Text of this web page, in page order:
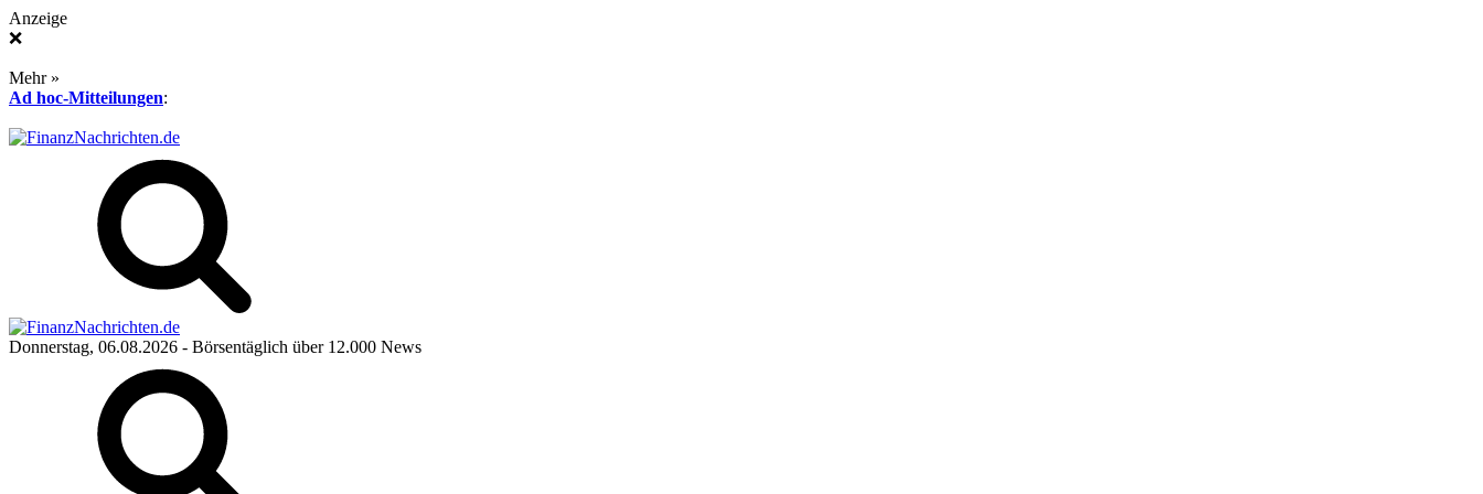
Anzeige
❌
Mehr »
Ad hoc-Mitteilungen:
Donnerstag, 06.08.2026 - Börsentäglich über 12.000 News